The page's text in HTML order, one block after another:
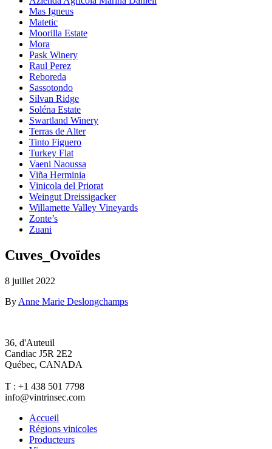
Mas Igneus
Matetic
Moorilla Estate
Mora
Pask Winery
Raul Perez
Reboreda
Sassotondo
Silvan Ridge
Soléna Estate
Swartland Winery
Terras de Alter
Tinto Figuero
Turkey Flat
Vaeni Naoussa
Viña Herminia
Vinicola del Priorat
Weingut Dreissigacker
Willamette Valley Vineyards
Zonte’s
Zuani
Cuves_Ovoïdes
8 juillet 2022
By Anne Marie Deslongchamps
36, d'Auteuil
Candiac J5R 2E2
Québec, CANADA
T : +1 438 501 7798
info@vintrinsec.com
Accueil
Régions vinicoles
Producteurs